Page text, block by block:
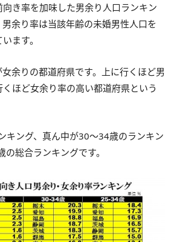
き率を加味した男余り人口ランキン
余り率は当該年齢の未婚男性人口を
ます。
余りの都道府県です。上に行くほど男
ほど女余り率の高い都道府県という
キング、真ん中が30～34歳のランキン
総合ランキングです。